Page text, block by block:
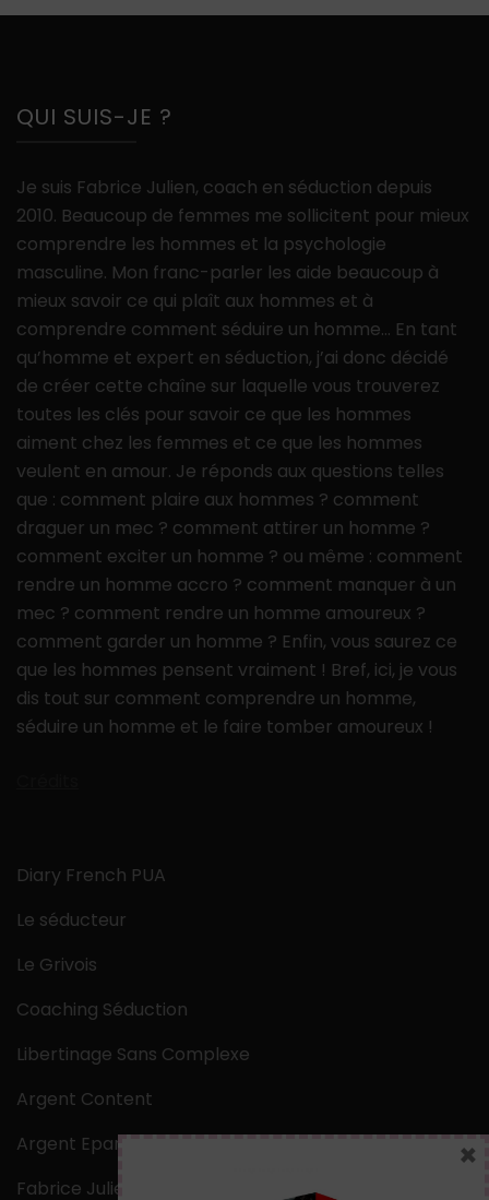
QUI SUIS-JE ?
Je suis Fabrice Julien, coach en séduction depuis
2010. Beaucoup de femmes me sollicitent pour mieux
comprendre les hommes et la psychologie
masculine. Mon franc-parler les aide beaucoup à
mieux savoir ce qui plaît aux hommes et à
comprendre comment séduire un homme… En tant
qu’homme et expert en séduction, j’ai donc décidé
de créer cette chaîne sur laquelle vous trouverez
toutes les clés pour savoir ce que les hommes
aiment chez les femmes et ce que les hommes
veulent en amour. Je réponds aux questions telles
que : comment plaire aux hommes ? comment
draguer un mec ? comment attirer un homme ?
comment exciter un homme ? ou même : comment
rendre un homme accro ? comment manquer à un
mec ? comment rendre un homme amoureux ?
comment garder un homme ? Enfin, vous saurez ce
que les hommes pensent vraiment ! Bref, ici, je vous
dis tout sur comment comprendre un homme,
séduire un homme et le faire tomber amoureux !
Diary French PUA
Le séducteur
Le Grivois
Coaching Séduction
Libertinage Sans Complexe
Argent Content
Argent Epargne
Fabrice Julien
×